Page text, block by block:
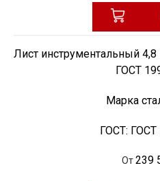
Лист инструментальный
ГОСТ
Марка
ГОСТ: ГОСТ
От 239